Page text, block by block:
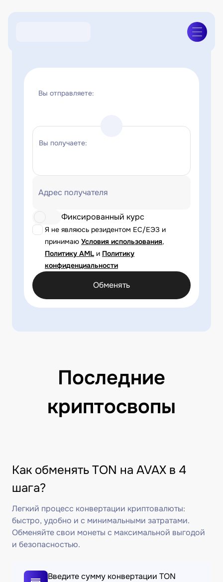
Вы отправляете:
Вы получаете:
Адрес получателя
Я не являюсь резидентом ЕС/ЕЭЗ и
принимаю Условия использования,
Политику AML и Политику
конфиденциальности
Фиксированный курс
Обменять
Последние
криптосвопы
Как обменять TON на AVAX в 4
шага?
Легкий процесс конвертации криптовалюты:
быстро, удобно и с минимальными затратами.
Обменяйте свои монеты с максимальной выгодой
и безопасностью.
Введите сумму конвертации TON